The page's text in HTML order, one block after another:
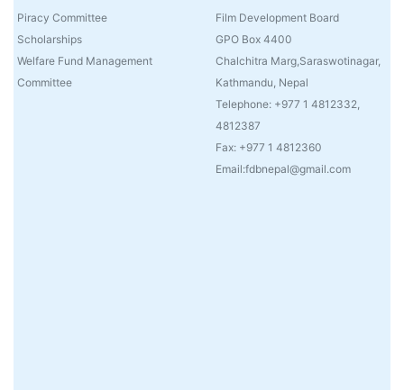
Piracy Committee
Scholarships
Welfare Fund Management
Committee
Film Development Board
GPO Box 4400
Chalchitra Marg,Saraswotinagar,
Kathmandu, Nepal
Telephone: +977 1 4812332,
4812387
Fax: +977 1 4812360
Email:fdbnepal@gmail.com